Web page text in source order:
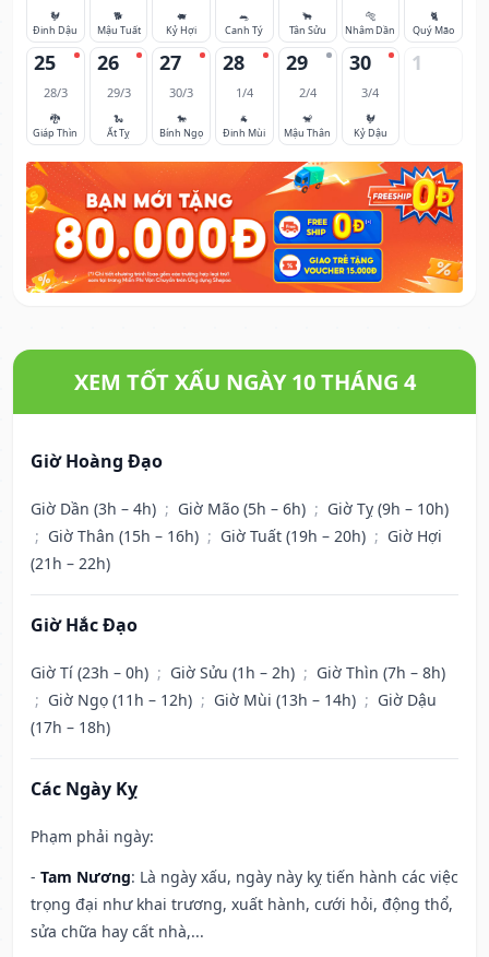
🐓
Đinh Dậu
🐕
Mậu Tuất
🐖
Kỷ Hợi
🐀
Canh Tý
🐂
Tân Sửu
🐅
Nhâm Dần
🐈
Quý Mão
25
28/3
🐉
Giáp Thìn
26
29/3
🐍
Ất Tỵ
27
30/3
🐎
Bính Ngọ
28
1/4
🐐
Đinh Mùi
29
2/4
🐒
Mậu Thân
30
3/4
🐓
Kỷ Dậu
1
XEM TỐT XẤU NGÀY 10 THÁNG 4
Giờ Hoàng Đạo
Giờ Dần (3h – 4h) ; Giờ Mão (5h – 6h) ; Giờ Tỵ (9h – 10h)
; Giờ Thân (15h – 16h) ; Giờ Tuất (19h – 20h) ; Giờ Hợi
(21h – 22h)
Giờ Hắc Đạo
Giờ Tí (23h – 0h) ; Giờ Sửu (1h – 2h) ; Giờ Thìn (7h – 8h)
; Giờ Ngọ (11h – 12h) ; Giờ Mùi (13h – 14h) ; Giờ Dậu
(17h – 18h)
Các Ngày Kỵ
Phạm phải ngày:
- Tam Nương: Là ngày xấu, ngày này kỵ tiến hành các việc
trọng đại như khai trương, xuất hành, cưới hỏi, động thổ,
sửa chữa hay cất nhà,...